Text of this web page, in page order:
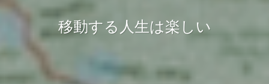
移動する人生は楽しい